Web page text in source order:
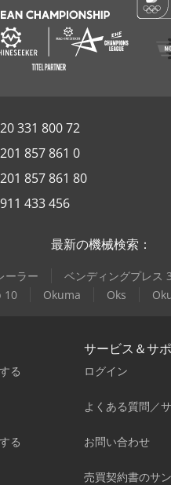
331 800 72
857 861 0
857 861 80
433 456
最新の機械検索：
ーラー
ベンディングプレス
10
Okuma Oks
る
る
サービス＆サ
ログイン
よくある質問／
お問い合わせ
売買契約書のサ